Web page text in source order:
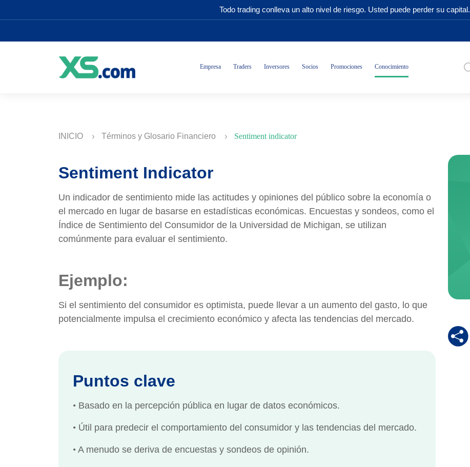
Todo trading conlleva un alto nivel de riesgo. Usted puede perder su capital.
Empresa Traders Inversores Socios Promociones Conocimiento
INICIO Términos y Glosario Financiero Sentiment indicator
Sentiment Indicator
Un indicador de sentimiento mide las actitudes y opiniones del público sobre la economía o
el mercado en lugar de basarse en estadísticas económicas. Encuestas y sondeos, como el
Índice de Sentimiento del Consumidor de la Universidad de Michigan, se utilizan
comúnmente para evaluar el sentimiento.
Ejemplo:
Si el sentimiento del consumidor es optimista, puede llevar a un aumento del gasto, lo que
potencialmente impulsa el crecimiento económico y afecta las tendencias del mercado.
Puntos clave
• Basado en la percepción pública en lugar de datos económicos.
• Útil para predecir el comportamiento del consumidor y las tendencias del mercado.
• A menudo se deriva de encuestas y sondeos de opinión.